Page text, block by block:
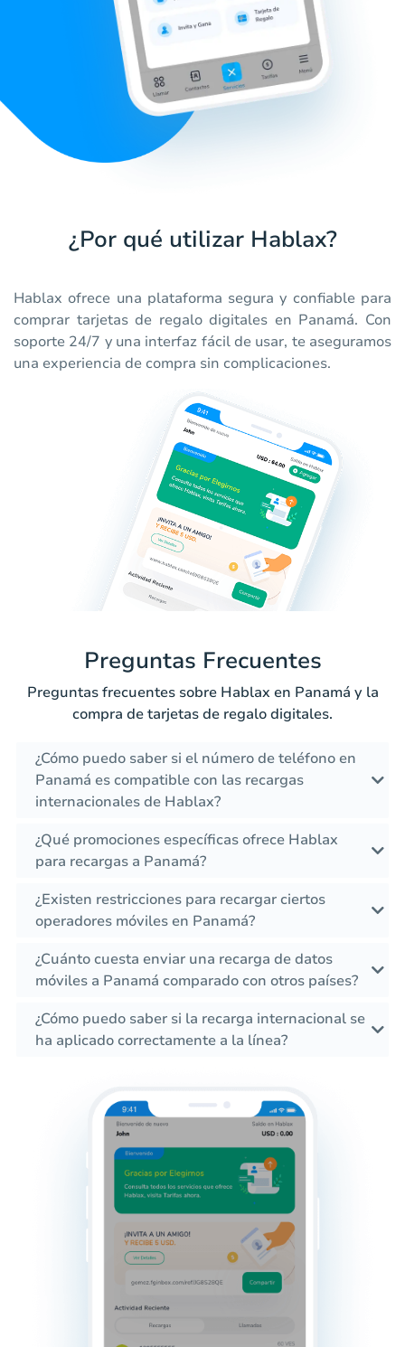
¿Por qué utilizar Hablax?
Hablax ofrece una plataforma segura y confiable para
comprar tarjetas de regalo digitales en Panamá. Con
soporte 24/7 y una interfaz fácil de usar, te aseguramos
una experiencia de compra sin complicaciones.
Preguntas Frecuentes
Preguntas frecuentes sobre Hablax en Panamá y la
compra de tarjetas de regalo digitales.
¿Cómo puedo saber si el número de teléfono en
Panamá es compatible con las recargas
internacionales de Hablax?
¿Qué promociones específicas ofrece Hablax
para recargas a Panamá?
¿Existen restricciones para recargar ciertos
operadores móviles en Panamá?
¿Cuánto cuesta enviar una recarga de datos
móviles a Panamá comparado con otros países?
¿Cómo puedo saber si la recarga internacional se
ha aplicado correctamente a la línea?